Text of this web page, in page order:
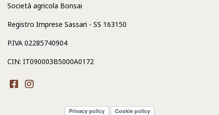
Società agricola Bonsai
Registro Imprese Sassari - SS 163150
P.IVA 02285740904
CIN: IT090003B5000A0172
Privacy policy Cookie policy